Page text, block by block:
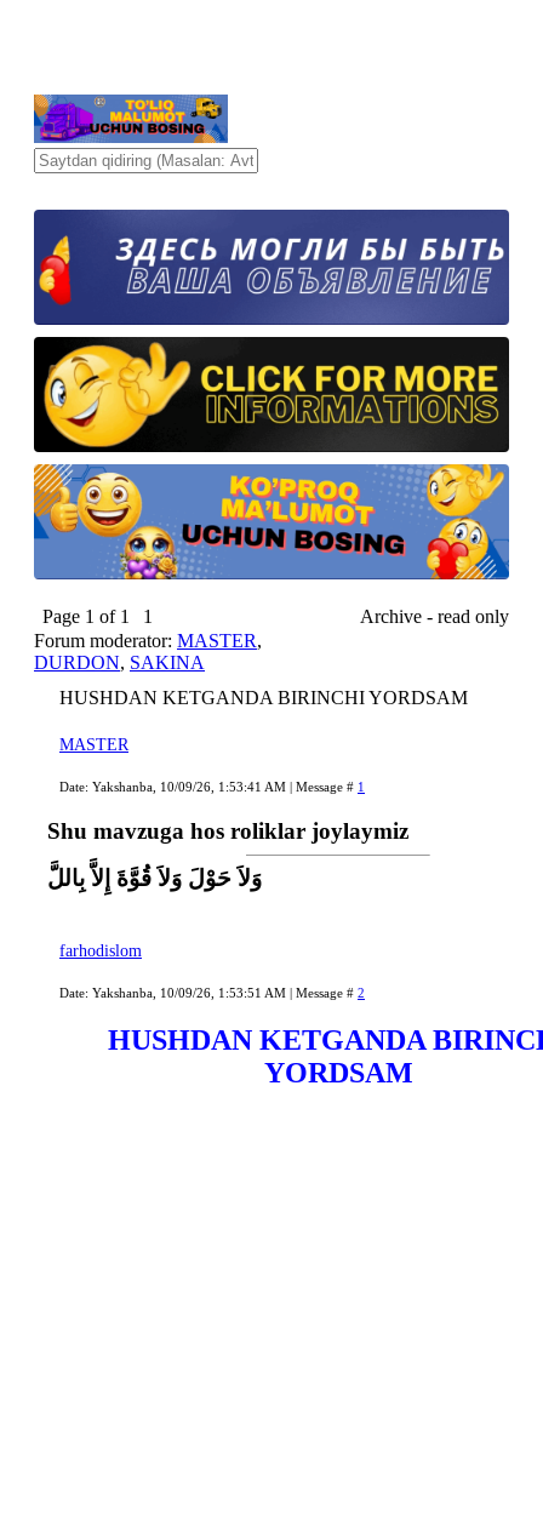
Page 1 of 1 1
Archive - read only
Forum moderator: MASTER,
DURDON, SAKINA
HUSHDAN KETGANDA BIRINCHI YORDSAM
MASTER
Date: Yakshanba, 10/09/26, 1:53:41 AM | Message # 1
Shu mavzuga hos roliklar joylaymiz
وَلاَ حَوْلَ وَلاَ قُوَّةَ إِلاَّ بِاللَّ
farhodislom
Date: Yakshanba, 10/09/26, 1:53:51 AM | Message # 2
HUSHDAN KETGANDA
YORDSAM